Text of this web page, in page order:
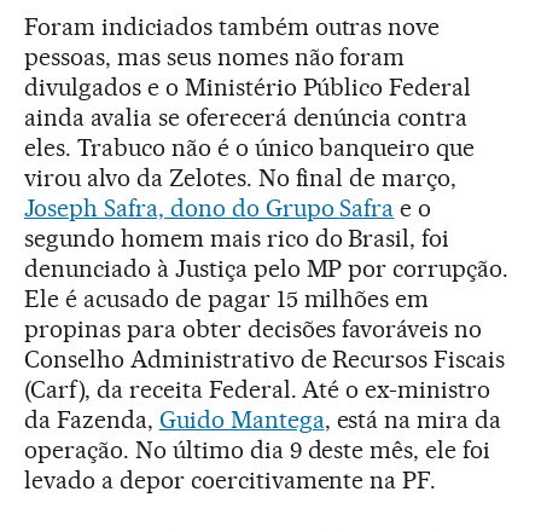
Foram indiciados também outras nove
pessoas, mas seus nomes não foram
divulgados e o Ministério Público Federal
ainda avalia se oferecerá denúncia contra
eles. Trabuco não é o único banqueiro que
virou alvo da Zelotes. No final de março,
Joseph Safra, dono do Grupo Safra e o
segundo homem mais rico do Brasil, foi
denunciado à Justiça pelo MP por corrupção.
Ele é acusado de pagar 15 milhões em
propinas para obter decisões favoráveis no
Conselho Administrativo de Recursos Fiscais
(Carf), da receita Federal. Até o ex-ministro
da Fazenda, Guido Mantega, está na mira da
operação. No último dia 9 deste mês, ele foi
levado a depor coercitivamente na PF.